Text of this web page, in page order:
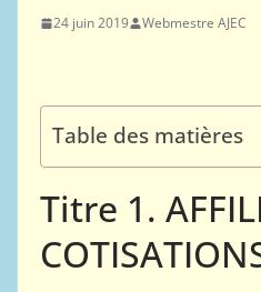
24 juin 2019 Webmestre AJEC
Table des matières
Titre 1.